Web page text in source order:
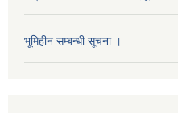
भूमिहीन सम्बन्धी सूचना ।